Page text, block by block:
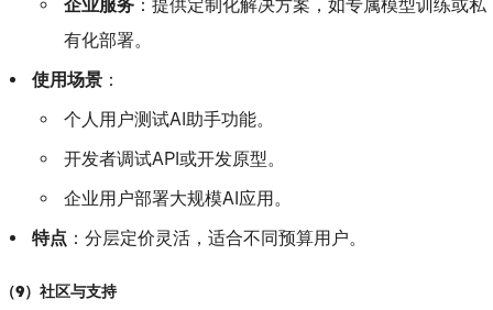
企业服务：提供定制化解决方案，如专属模型训练或私
有化部署。
使用场景：
个人用户测试AI助手功能。
开发者调试API或开发原型。
企业用户部署大规模AI应用。
特点 ：分层定价灵活，适合不同预算用户。
（9）社区与支持